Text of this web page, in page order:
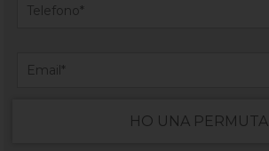
HO UNA PERMUTA